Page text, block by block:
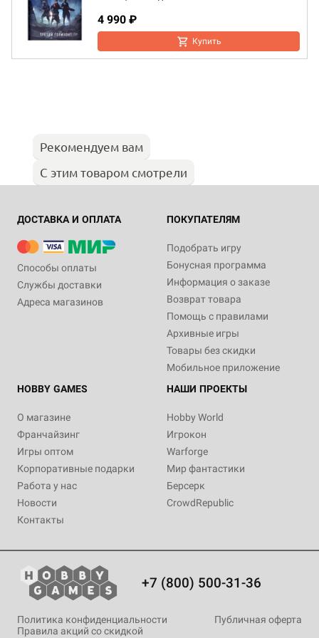
4 990 ₽
Купить
Рекомендуем вам
С этим товаром смотрели
ДОСТАВКА И ОПЛАТА
Способы оплаты
Службы доставки
Адреса магазинов
ПОКУПАТЕЛЯМ
Подобрать игру
Бонусная программа
Информация о заказе
Возврат товара
Помощь с правилами
Архивные игры
Товары без скидки
Мобильное приложение
HOBBY GAMES
О магазине
Франчайзинг
Игры оптом
Корпоративные подарки
Работа у нас
Новости
Контакты
НАШИ ПРОЕКТЫ
Hobby World
Игрокон
Warforge
Мир фантастики
Берсерк
CrowdRepublic
+7 (800) 500-31-36
Политика конфиденциальности
Публичная оферта
Правила акций со скидкой